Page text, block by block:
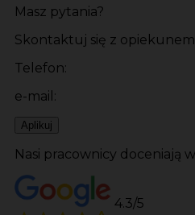
Masz pytania?
Skontaktuj się z
Telefon:
e-mail:
Aplikuj
Nasi pracownicy doceniają
4.3/5